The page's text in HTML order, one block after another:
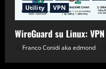
Utility
VPN
WireGuard su Linux:
Franco Conidi aka edmond